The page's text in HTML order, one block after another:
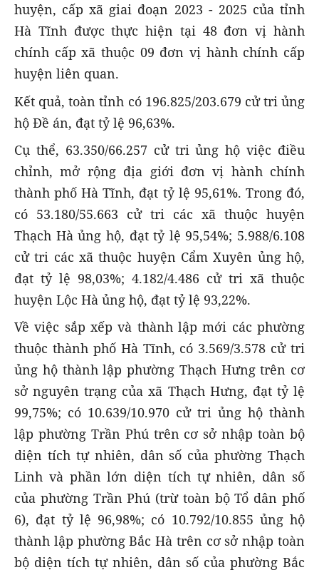
huyện, cấp xã giai đoạn 2023 - 2025 của tỉnh
Hà Tĩnh được thực hiện tại 48 đơn vị hành
chính cấp xã thuộc 09 đơn vị hành chính cấp
huyện liên quan.
Kết quả, toàn tỉnh có 196.825/203.679 cử tri ủng
hộ Đề án, đạt tỷ lệ 96,63%.
Cụ thể, 63.350/66.257 cử tri ủng hộ việc điều
chỉnh, mở rộng địa giới đơn vị hành chính
thành phố Hà Tĩnh, đạt tỷ lệ 95,61%. Trong đó,
có 53.180/55.663 cử tri các xã thuộc huyện
Thạch Hà ủng hộ, đạt tỷ lệ 95,54%; 5.988/6.108
cử tri các xã thuộc huyện Cẩm Xuyên ủng hộ,
đạt tỷ lệ 98,03%; 4.182/4.486 cử tri xã thuộc
huyện Lộc Hà ủng hộ, đạt tỷ lệ 93,22%.
Về việc sắp xếp và thành lập mới các phường
thuộc thành phố Hà Tĩnh, có 3.569/3.578 cử tri
ủng hộ thành lập phường Thạch Hưng trên cơ
sở nguyên trạng của xã Thạch Hưng, đạt tỷ lệ
99,75%; có 10.639/10.970 cử tri ủng hộ thành
lập phường Trần Phú trên cơ sở nhập toàn bộ
diện tích tự nhiên, dân số của phường Thạch
Linh và phần lớn diện tích tự nhiên, dân số
của phường Trần Phú (trừ toàn bộ Tổ dân phố
6), đạt tỷ lệ 96,98%; có 10.792/10.855 ủng hộ
thành lập phường Bắc Hà trên cơ sở nhập toàn
bộ diện tích tự nhiên, dân số của phường Bắc